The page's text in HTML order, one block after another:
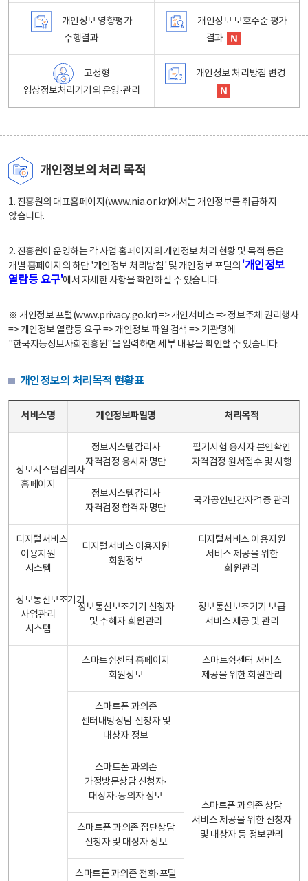
개인정보 영향평가
수행결과
개인정보 보호수준 평가
결과
고정형
영상정보처리기기의 운영·관리
개인정보 처리방침 변경
개인정보의 처리 목적
1. 진흥원의 대표홈페이지(www.nia.or.kr)에서는 개인정보를 취급하지
않습니다.
2. 진흥원이 운영하는 각 사업 홈페이지의 개인정보 처리 현황 및 목적 등은
개별 홈페이지의 하단 '개인정보 처리방침' 및 개인정보 포털의 '개인정보
열람등 요구'에서 자세한 사항을 확인하실 수 있습니다.
※ 개인정보 포털(www.privacy.go.kr) => 개인서비스 => 정보주체 권리행사
=> 개인정보 열람등 요구 => 개인정보 파일 검색 => 기관명에
"한국지능정보사회진흥원"을 입력하면 세부 내용을 확인할 수 있습니다.
개인정보의 처리목적 현황표
서비스명 개인정보파일명 처리목적
정보시스템감리사
홈페이지
정보시스템감리사
자격검정 응시자 명단
필기시험 응시자 본인확인
자격검정 원서접수 및 시행
정보시스템감리사
자격검정 합격자 명단
국가공인민간자격증 관리
디지털서비스
이용지원
시스템
디지털서비스 이용지원
회원정보
디지털서비스 이용지원
서비스 제공을 위한
회원관리
정보통신보조기기
사업관리
시스템
정보통신보조기기 신청자
및 수혜자 회원관리
정보통신보조기기 보급
서비스 제공 및 관리
스마트쉼센터 홈페이지
회원정보
스마트쉼센터 서비스
제공을 위한 회원관리
스마트폰 과의존
센터내방상담 신청자 및
대상자 정보
스마트폰 과의존 상담
서비스 제공을 위한 신청자
및 대상자 등 정보관리
스마트폰 과의존
가정방문상담 신청자·
대상자·동의자 정보
스마트폰 과의존 집단상담
신청자 및 대상자 정보
스마트폰 과의존 전화·포털